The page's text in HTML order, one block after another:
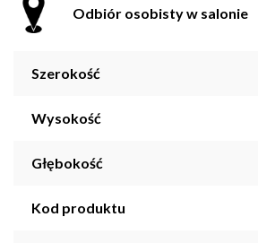
Odbiór osobisty w salonie
Szerokość
Wysokość
Głębokość
Kod produktu